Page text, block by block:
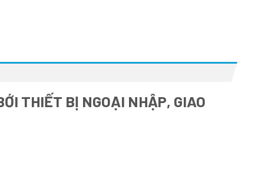
THIẾT BỊ NGOẠI NHẬP, GIAO